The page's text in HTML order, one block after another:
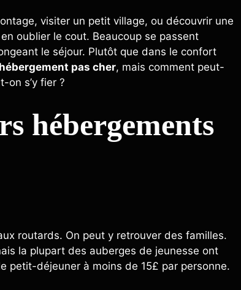
visiter un petit village, ou découvrir une
oublier le cout. Beaucoup se passent
le séjour. Plutôt que dans le confort
hébergement pas cher, mais comment peut-
on s’y fier ?
hébergements
routards. On peut y retrouver des familles.
la plupart des auberges de jeunesse ont
petit-déjeuner à moins de 15£ par personne.